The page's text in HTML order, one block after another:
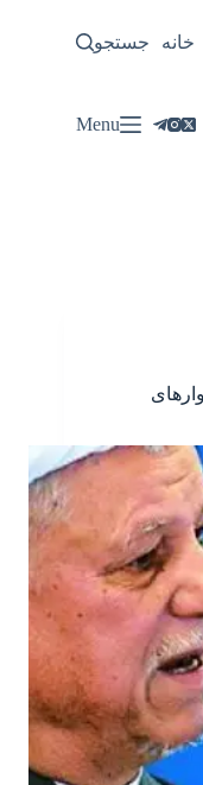
خانه سیاسی
جستجو
Menu